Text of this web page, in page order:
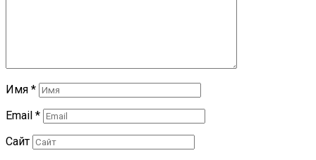
Имя *
Email *
Сайт